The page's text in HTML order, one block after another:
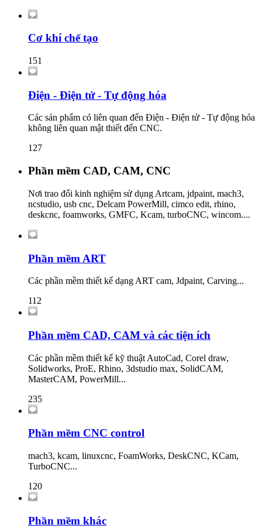
Cơ khí chế tạo
151
Điện - Điện tử - Tự động hóa
Các sản phẩm có liên quan đến Điện - Điện tử - Tự động hóa
không liên quan mật thiết đến CNC.
127
Phần mềm CAD, CAM, CNC
Nơi trao đổi kinh nghiệm sử dụng Artcam, jdpaint, mach3,
ncstudio, usb cnc, Delcam PowerMill, cimco edit, rhino,
deskcnc, foamworks, GMFC, Kcam, turboCNC, wincom....
Phần mềm ART
Các phần mềm thiết kế dạng ART cam, Jdpaint, Carving...
112
Phần mềm CAD, CAM và các tiện ích
Các phần mềm thiết kế kỹ thuật AutoCad, Corel draw,
Solidworks, ProE, Rhino, 3dstudio max, SolidCAM,
MasterCAM, PowerMill...
235
Phần mềm CNC control
mach3, kcam, linuxcnc, FoamWorks, DeskCNC, KCam,
TurboCNC...
120
Phần mềm khác